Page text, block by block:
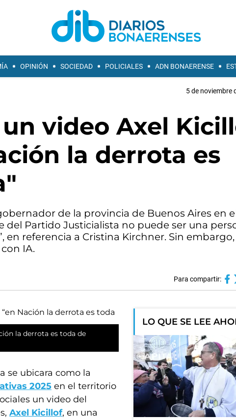
OPINIÓN SOCIEDAD POLICIALES ADN BONAERENSE
5 de noviembre
video Axel
la derrota es
de la provincia de Buenos Aires en
del Partido Justicialista no puede ser una
referencia a Cristina Kirchner. Sin embargo,
IA.
Para compartir:
la derrota es toda de
se ubicara como la
2025 en el territorio
un video del
Axel Kicillof, en una
LO QUE SE LEE